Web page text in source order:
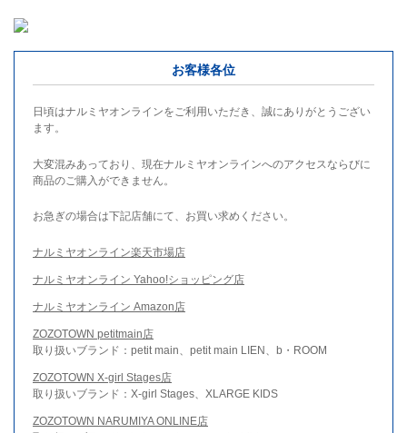
お客様各位
日頃はナルミヤオンラインをご利用いただき、誠にありがとうござい
ます。
大変混みあっており、現在ナルミヤオンラインへのアクセスならびに
商品のご購入ができません。
お急ぎの場合は下記店舗にて、お買い求めください。
ナルミヤオンライン楽天市場店
ナルミヤオンライン Yahoo!ショッピング店
ナルミヤオンライン Amazon店
ZOZOTOWN petitmain店
取り扱いブランド：petit main、petit main LIEN、b・ROOM
ZOZOTOWN X-girl Stages店
取り扱いブランド：X-girl Stages、XLARGE KIDS
ZOZOTOWN NARUMIYA ONLINE店